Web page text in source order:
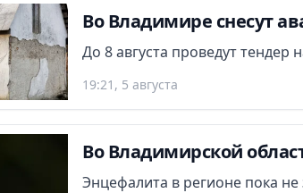
Во Владимире снесут
До 8 августа проведут тендер
19:21, 5 августа
Во Владимирской
Энцефалита в регионе пока